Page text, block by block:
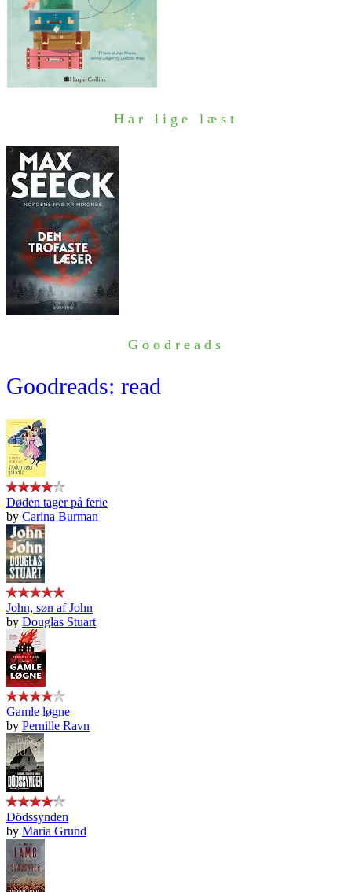
Har lige læst
Goodreads
Goodreads: read
Døden tager på ferie
by Carina Burman
John, søn af John
by Douglas Stuart
Gamle løgne
by Pernille Ravn
Dödssynden
by Maria Grund